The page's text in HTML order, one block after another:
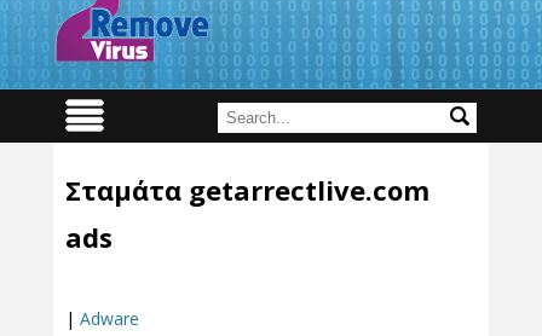
Σταμάτα getarrectlive.com
ads
| Adware